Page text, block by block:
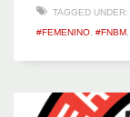
TAGGED UNDER:
#FEMENINO #FNBM